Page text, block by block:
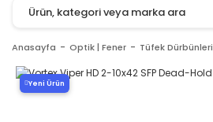
Anasayfa Optik | Fener Tüfek Dürbünleri
Yeni Ürün